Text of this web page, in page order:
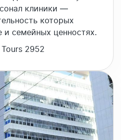
клиники —
которых
и семейных ценностях.
2952